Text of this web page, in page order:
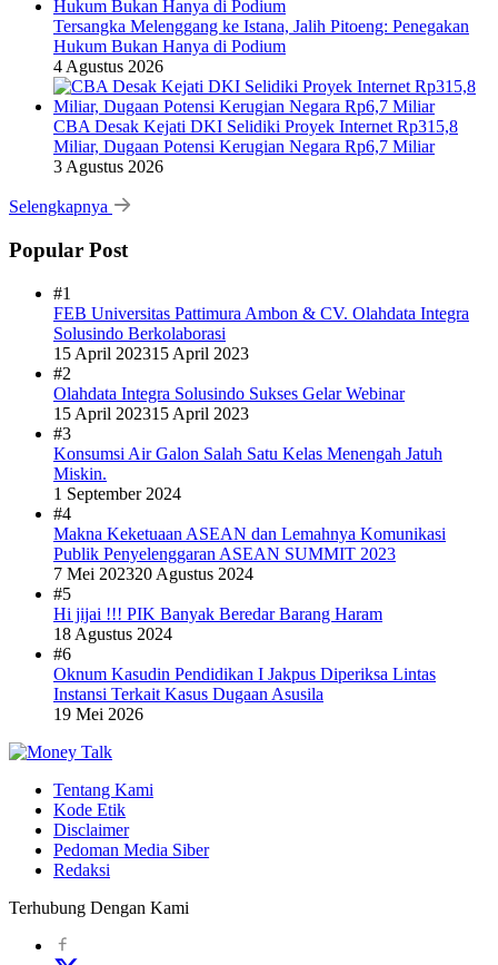
Tersangka Melenggang ke Istana, Jalih Pitoeng: Penegakan
Hukum Bukan Hanya di Podium
4 Agustus 2026
CBA Desak Kejati DKI Selidiki Proyek Internet Rp315,8
Miliar, Dugaan Potensi Kerugian Negara Rp6,7 Miliar
3 Agustus 2026
Selengkapnya
Popular Post
#1
FEB Universitas Pattimura Ambon & CV. Olahdata Integra
Solusindo Berkolaborasi
15 April 202315 April 2023
#2
Olahdata Integra Solusindo Sukses Gelar Webinar
15 April 202315 April 2023
#3
Konsumsi Air Galon Salah Satu Kelas Menengah Jatuh
Miskin.
1 September 2024
#4
Makna Keketuaan ASEAN dan Lemahnya Komunikasi
Publik Penyelenggaran ASEAN SUMMIT 2023
7 Mei 202320 Agustus 2024
#5
Hi jijai !!! PIK Banyak Beredar Barang Haram
18 Agustus 2024
#6
Oknum Kasudin Pendidikan I Jakpus Diperiksa Lintas
Instansi Terkait Kasus Dugaan Asusila
19 Mei 2026
Tentang Kami
Kode Etik
Disclaimer
Pedoman Media Siber
Redaksi
Terhubung Dengan Kami